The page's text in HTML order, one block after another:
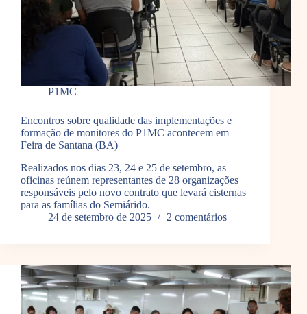
P1MC
Encontros sobre qualidade das implementações e
formação de monitores do P1MC acontecem em
Feira de Santana (BA)
Realizados nos dias 23, 24 e 25 de setembro, as
oficinas reúnem representantes de 28 organizações
responsáveis pelo novo contrato que levará cisternas
para as famílias do Semiárido.
24 de setembro de 2025
2 comentários